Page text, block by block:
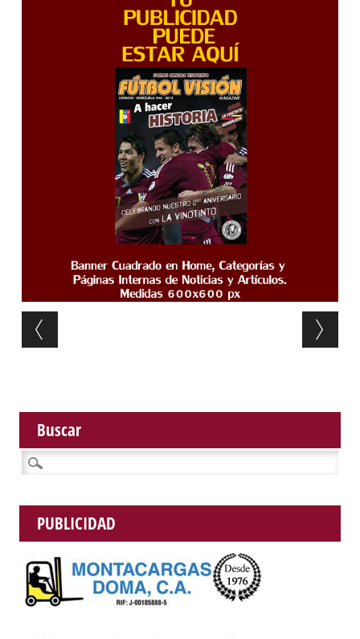
Post navigation
Buscar
Buscar:
PUBLICIDAD